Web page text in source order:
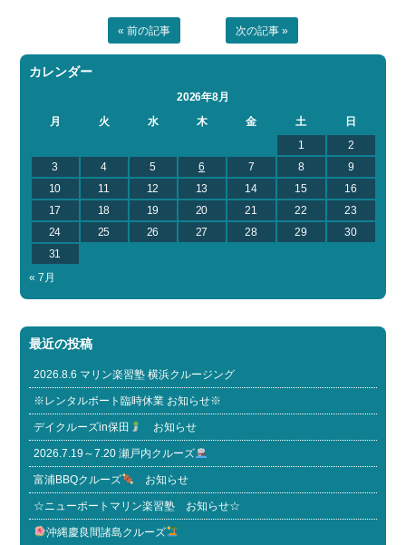
« 前の記事 次の記事 »
カレンダー
2026年8月
月
火 水 木 金 土
日
1
2
3
4 5 6 7 8
9
10
11 12 13 14 15
16
17
18 19 20 21 22
23
24
25 26 27 28 29
30
31
« 7月
最近の投稿
2026.8.6 マリン楽習塾 横浜クルージング
※レンタルボート臨時休業 お知らせ※
デイクルーズin保田 お知らせ
2026.7.19～7.20 瀬戸内クルーズ
富浦BBQクルーズ お知らせ
☆ニューポートマリン楽習塾 お知らせ☆
沖縄慶良間諸島クルーズ